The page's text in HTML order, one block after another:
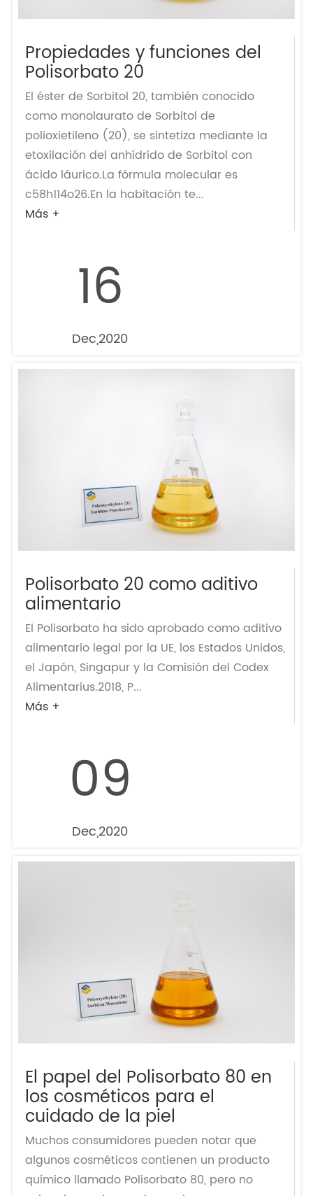
Propiedades y funciones del
Polisorbato 20
El éster de Sorbitol 20, también conocido
como monolaurato de Sorbitol de
polioxietileno (20), se sintetiza mediante la
etoxilación del anhídrido de Sorbitol con
ácido láurico.La fórmula molecular es
c58h114o26.En la habitación te...
Más +
16
Dec,2020
Polisorbato 20 como aditivo
alimentario
El Polisorbato ha sido aprobado como aditivo
alimentario legal por la UE, los Estados Unidos,
el Japón, Singapur y la Comisión del Codex
Alimentarius.2018, P...
Más +
09
Dec,2020
El papel del Polisorbato 80 en
los cosméticos para el
cuidado de la piel
Muchos consumidores pueden notar que
algunos cosméticos contienen un producto
químico llamado Polisorbato 80, pero no